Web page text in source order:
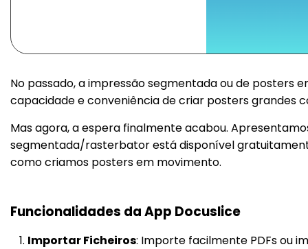
No passado, a impressão segmentada ou de posters
capacidade e conveniência de criar posters grandes
Mas agora, a espera finalmente acabou.
segmentada/rasterbator está disponível
como criamos posters em movimento.
Funcionalidades da App Docuslice
Importar Ficheiros: Importe facilmente PDFs ou